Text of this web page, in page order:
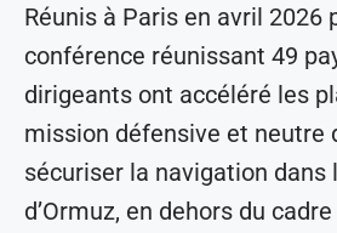
Réunis à Paris en avril 2026
conférence réunissant 49
dirigeants ont accéléré les
mission défensive et neutre
sécuriser la navigation dans
d’Ormuz, en dehors du